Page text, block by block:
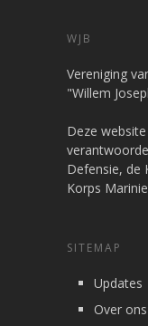
WJB
Vereniging
"Willem
Deze
Defensie, de
Korps
SITEMAP
Updates
Over ons